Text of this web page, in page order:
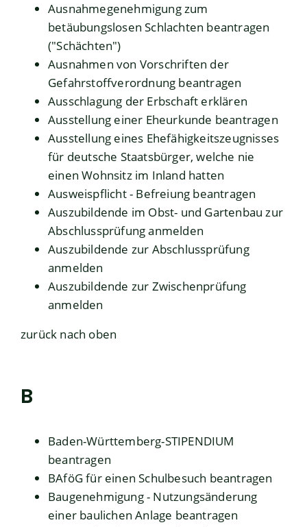
Ausnahmegenehmigung zum
betäubungslosen Schlachten beantragen
("Schächten")
Ausnahmen von Vorschriften der
Gefahrstoffverordnung beantragen
Ausschlagung der Erbschaft erklären
Ausstellung einer Eheurkunde beantragen
Ausstellung eines Ehefähigkeitszeugnisses
für deutsche Staatsbürger, welche nie
einen Wohnsitz im Inland hatten
Ausweispflicht - Befreiung beantragen
Auszubildende im Obst- und Gartenbau zur
Abschlussprüfung anmelden
Auszubildende zur Abschlussprüfung
anmelden
Auszubildende zur Zwischenprüfung
anmelden
zurück nach oben
B
Baden-Württemberg-STIPENDIUM
beantragen
BAföG für einen Schulbesuch beantragen
Baugenehmigung - Nutzungsänderung
einer baulichen Anlage beantragen